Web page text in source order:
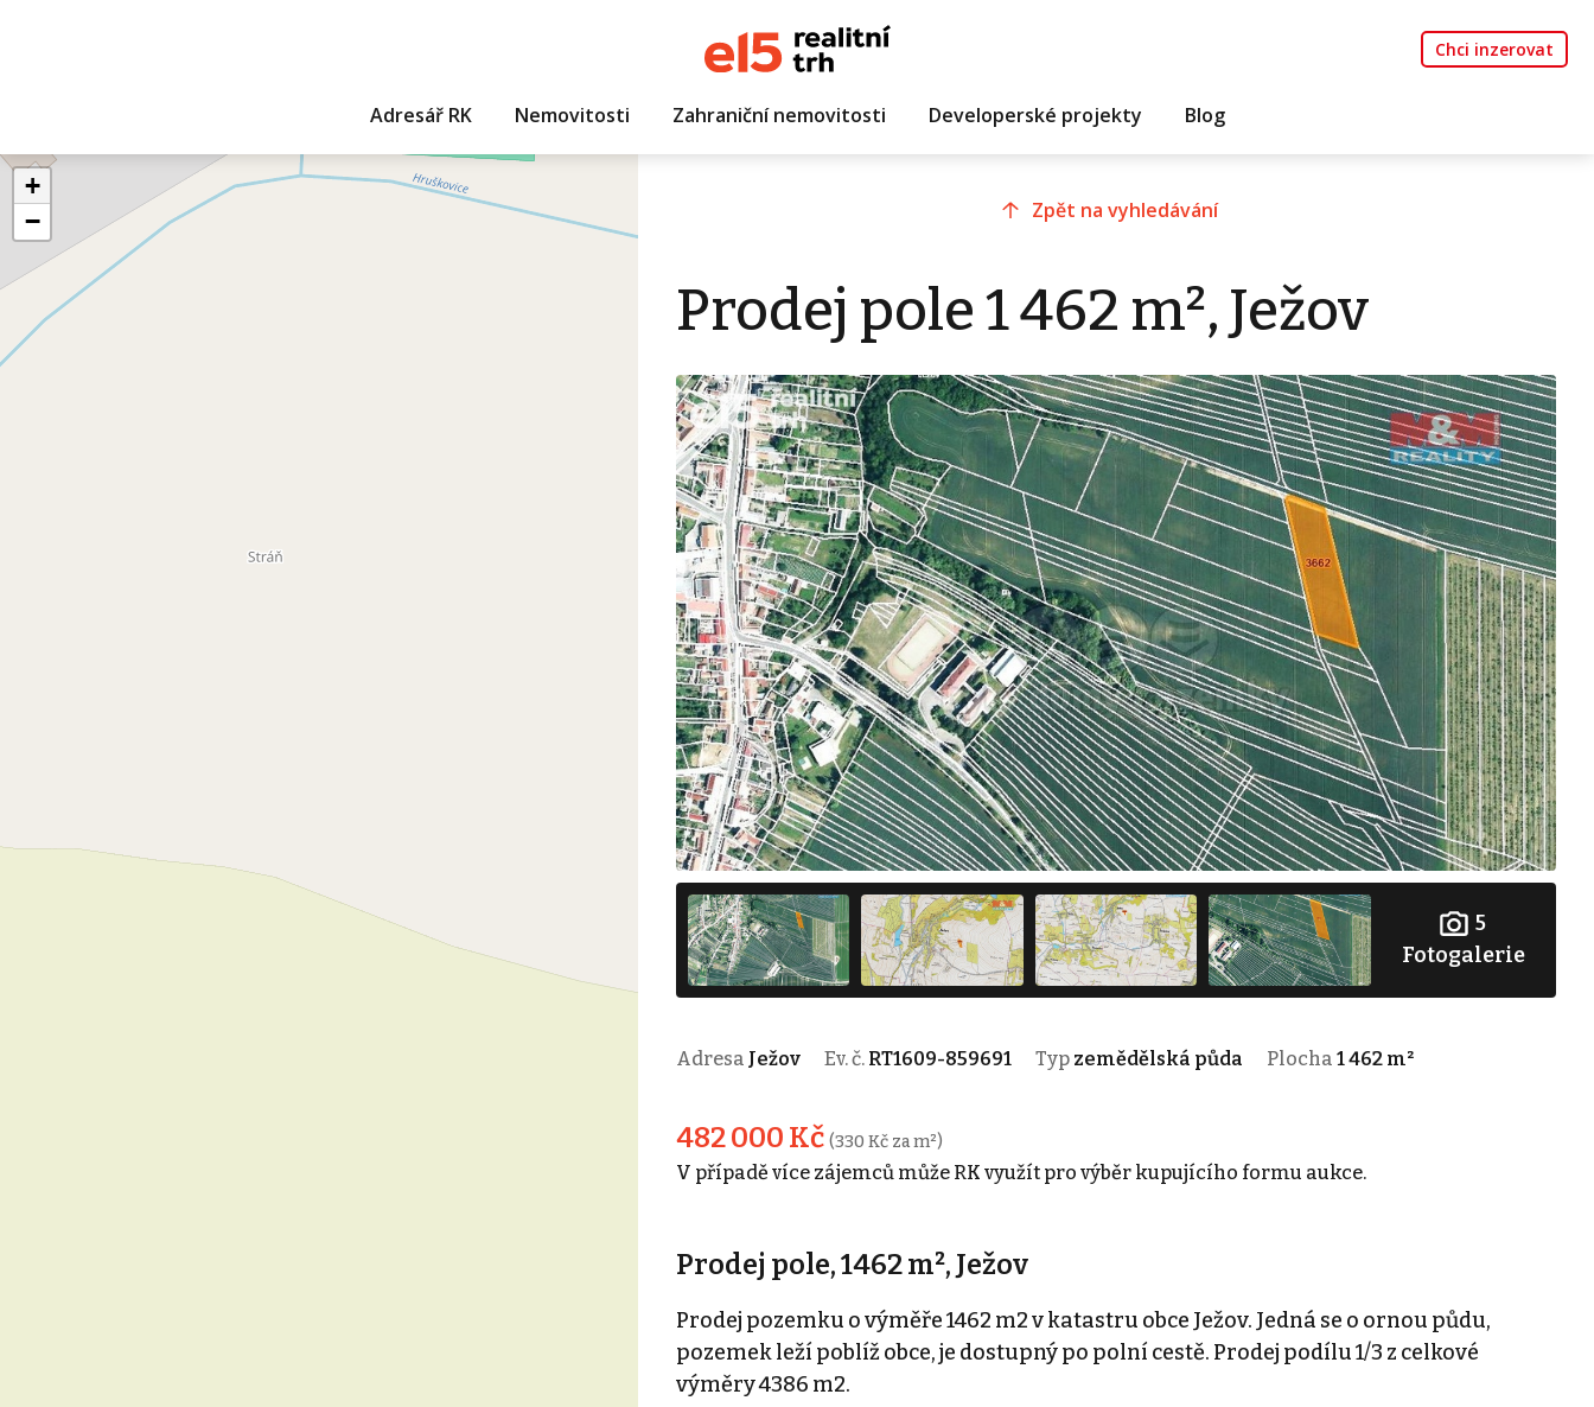
Chci inzerovat
Adresář RK Nemovitosti Zahraniční nemovitosti Developerské projekty Blog
+
−
Zpět na vyhledávání
Prodej pole 1 462 m², Ježov
5
Fotogalerie
Adresa Ježov Ev. č. RT1609-859691 Typ zemědělská půda Plocha 1 462 m²
482 000 Kč (330 Kč za m²)
V případě více zájemců může RK využít pro výběr kupujícího formu aukce.
Prodej pole, 1462 m², Ježov
Prodej pozemku o výměře 1462 m2 v katastru obce Ježov. Jedná se o ornou půdu,
pozemek leží poblíž obce, je dostupný po polní cestě. Prodej podílu 1/3 z celkové
výměry 4386 m2.